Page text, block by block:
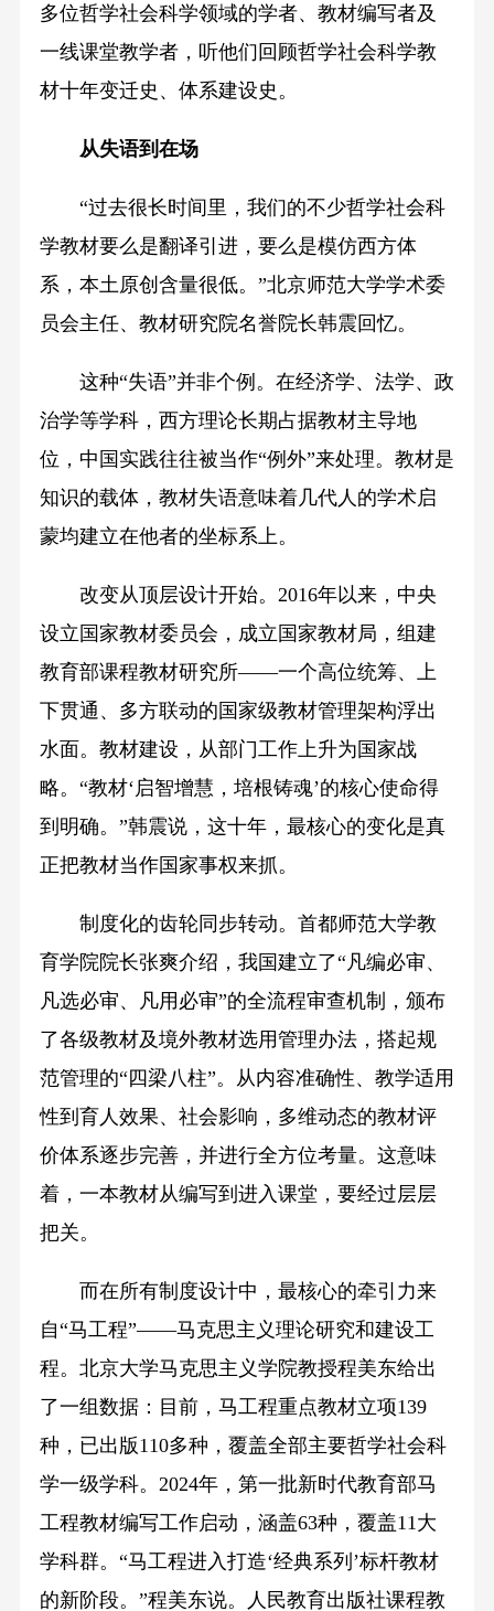
多位哲学社会科学领域的学者、教材编写者及
一线课堂教学者，听他们回顾哲学社会科学教
材十年变迁史、体系建设史。
从失语到在场
“过去很长时间里，我们的不少哲学社会科
学教材要么是翻译引进，要么是模仿西方体
系，本土原创含量很低。”北京师范大学学术委
员会主任、教材研究院名誉院长韩震回忆。
这种“失语”并非个例。在经济学、法学、政
治学等学科，西方理论长期占据教材主导地
位，中国实践往往被当作“例外”来处理。教材是
知识的载体，教材失语意味着几代人的学术启
蒙均建立在他者的坐标系上。
改变从顶层设计开始。2016年以来，中央
设立国家教材委员会，成立国家教材局，组建
教育部课程教材研究所——一个高位统筹、上
下贯通、多方联动的国家级教材管理架构浮出
水面。教材建设，从部门工作上升为国家战
略。“教材‘启智增慧，培根铸魂’的核心使命得
到明确。”韩震说，这十年，最核心的变化是真
正把教材当作国家事权来抓。
制度化的齿轮同步转动。首都师范大学教
育学院院长张爽介绍，我国建立了“凡编必审、
凡选必审、凡用必审”的全流程审查机制，颁布
了各级教材及境外教材选用管理办法，搭起规
范管理的“四梁八柱”。从内容准确性、教学适用
性到育人效果、社会影响，多维动态的教材评
价体系逐步完善，并进行全方位考量。这意味
着，一本教材从编写到进入课堂，要经过层层
把关。
而在所有制度设计中，最核心的牵引力来
自“马工程”——马克思主义理论研究和建设工
程。北京大学马克思主义学院教授程美东给出
了一组数据：目前，马工程重点教材立项139
种，已出版110多种，覆盖全部主要哲学社会科
学一级学科。2024年，第一批新时代教育部马
工程教材编写工作启动，涵盖63种，覆盖11大
学科群。“马工程进入打造‘经典系列’标杆教材
的新阶段。”程美东说。人民教育出版社课程教